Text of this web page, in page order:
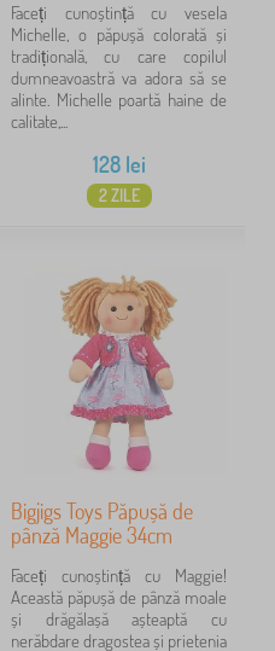
Faceți cunoștință cu vesela
Michelle, o păpușă colorată și
tradițională, cu care copilul
dumneavoastră va adora să se
alinte. Michelle poartă haine de
calitate,...
128lei
2 ZILE
Bigjigs Toys Păpușă de
pânză Maggie 34cm
Faceți cunoștință cu Maggie!
Această păpușă de pânză moale
și drăgălașă așteaptă cu
nerăbdare dragostea și prietenia